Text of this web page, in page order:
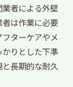
者による外壁
は作業に必要
ターケアやメ
りとした下準
長期的な耐久